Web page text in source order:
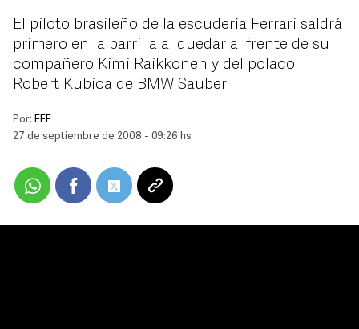
El piloto brasileño de la escudería Ferrari saldrá
primero en la parrilla al quedar al frente de su
compañero Kimi Raikkonen y del polaco
Robert Kubica de BMW Sauber
Por: EFE
27 de septiembre de 2008 - 09:26 hs